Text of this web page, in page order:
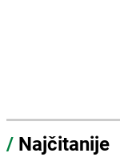
/ Najčitanije